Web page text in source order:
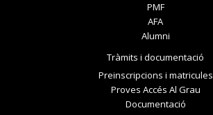
PMF
AFA
Alumni
Tràmits i documentació
Preinscripcions i matricules
Proves Accés Al Grau
Documentació